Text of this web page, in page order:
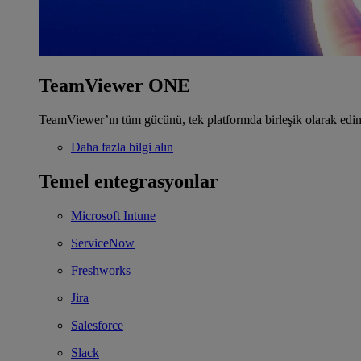
TeamViewer ONE
TeamViewer’ın tüm gücünü, tek platformda birleşik olarak
Daha fazla bilgi alın
Temel entegrasyonlar
Microsoft Intune
ServiceNow
Freshworks
Jira
Salesforce
Slack